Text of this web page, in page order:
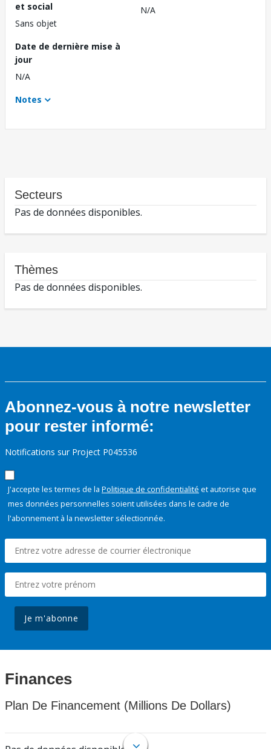
et social
Sans objet
N/A
Date de dernière mise à
jour
N/A
Notes
Secteurs
Pas de données disponibles.
Thèmes
Pas de données disponibles.
Abonnez-vous à notre newsletter
pour rester informé:
Notifications sur Project P045536
J'accepte les termes de la Politique de confidentialité et autorise que
mes données personnelles soient utilisées dans le cadre de
l'abonnement à la newsletter sélectionnée.
Je m'abonne
Finances
Plan De Financement (Millions De Dollars)